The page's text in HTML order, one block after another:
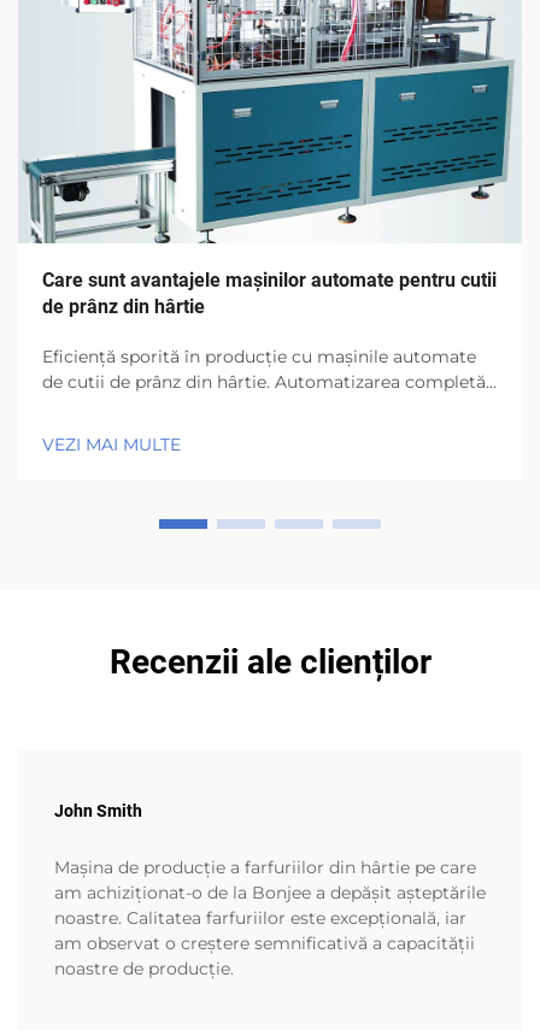
Care sunt avantajele mașinilor automate pentru cutii
de prânz din hârtie
Eficiență sporită în producție cu mașinile automate
de cutii de prânz din hârtie. Automatizarea completă
automat elimină toate acele pași manuale
VEZI MAI MULTE
Recenzii ale clienților
John Smith
Mașina de producție a farfuriilor din hârtie pe care
am achiziționat-o de la Bonjee a depășit așteptările
noastre. Calitatea farfuriilor este excepțională, iar
am observat o creștere semnificativă a capacității
noastre de producție.